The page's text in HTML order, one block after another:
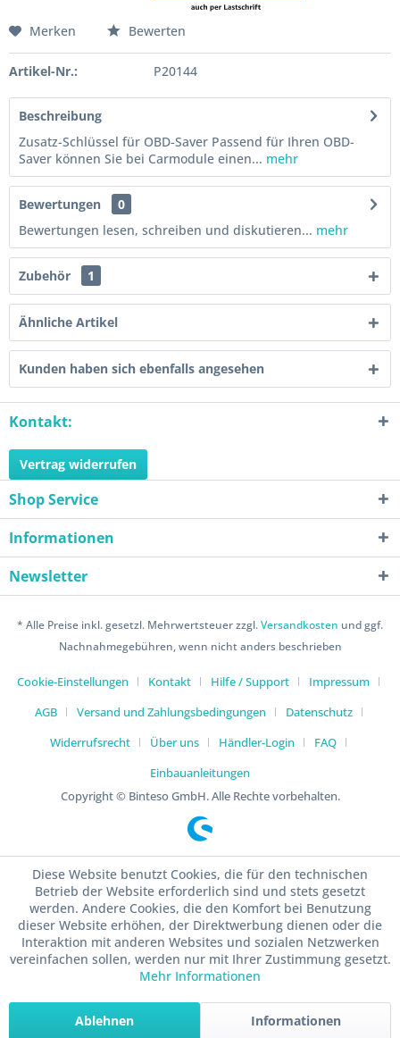
Merken Bewerten
Artikel-Nr.: P20144
Beschreibung
Zusatz-Schlüssel für OBD-Saver Passend für Ihren OBD-
Saver können Sie bei Carmodule einen... mehr
Bewertungen
0
Bewertungen lesen, schreiben und diskutieren... mehr
Zubehör 1
Ähnliche Artikel
Kunden haben sich ebenfalls angesehen
Kontakt:
Vertrag widerrufen
Shop Service
Informationen
Newsletter
* Alle Preise inkl. gesetzl. Mehrwertsteuer zzgl.Versandkosten und ggf.
Nachnahmegebühren, wenn nicht anders beschrieben
Cookie-Einstellungen Kontakt Hilfe / Support
Impressum
AGB
Versand und Zahlungsbedingungen
Datenschutz
Widerrufsrecht
Über uns Händler-Login
FAQ
Einbauanleitungen
Copyright © Binteso GmbH. Alle Rechte vorbehalten.
Diese Website benutzt Cookies, die für den technischen
Betrieb der Website erforderlich sind und stets gesetzt
werden. Andere Cookies, die den Komfort bei Benutzung
dieser Website erhöhen, der Direktwerbung dienen oder die
Interaktion mit anderen Websites und sozialen Netzwerken
vereinfachen sollen, werden nur mit Ihrer Zustimmung gesetzt.
Mehr Informationen
Ablehnen Informationen